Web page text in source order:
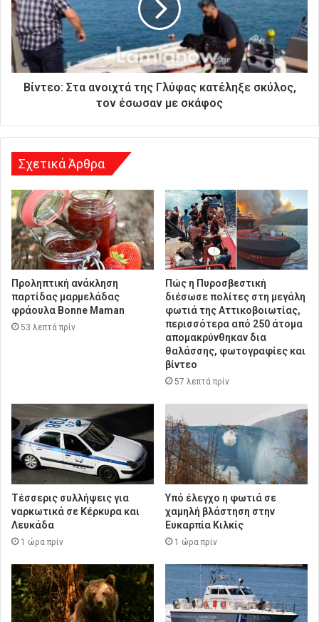
α
ς
δ
ι
ε
ν
Βίντεο: Στα ανοιχτά της Γλύφας κατέληξε σκύλος,
τον έσωσαν με σκάφος
Σχετικά Άρθρα
Προληπτική ανάκληση
παρτίδας μαρμελάδας
φράουλα Bonne Maman
53 λεπτά πρίν
Πώς η Πυροσβεστική
διέσωσε πολίτες στη μεγάλη
φωτιά της Αττικοβοιωτίας,
περισσότερα από 250 άτομα
απομακρύνθηκαν δια
θαλάσσης, φωτογραφίες και
βίντεο
57 λεπτά πρίν
Τέσσερις συλλήψεις για
ναρκωτικά σε Κέρκυρα και
Λευκάδα
1 ώρα πρίν
Υπό έλεγχο η φωτιά σε
χαμηλή βλάστηση στην
Ευκαρπία Κιλκίς
1 ώρα πρίν